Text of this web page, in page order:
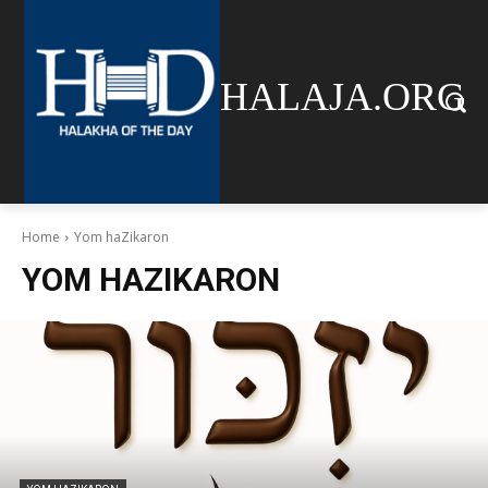
HALAJA.ORG
Home Yom haZikaron
YOM HAZIKARON